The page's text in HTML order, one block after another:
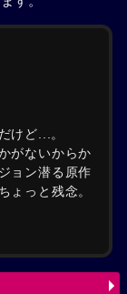
けど...。
がないからか
ョン潜る原作
ょっと残念。